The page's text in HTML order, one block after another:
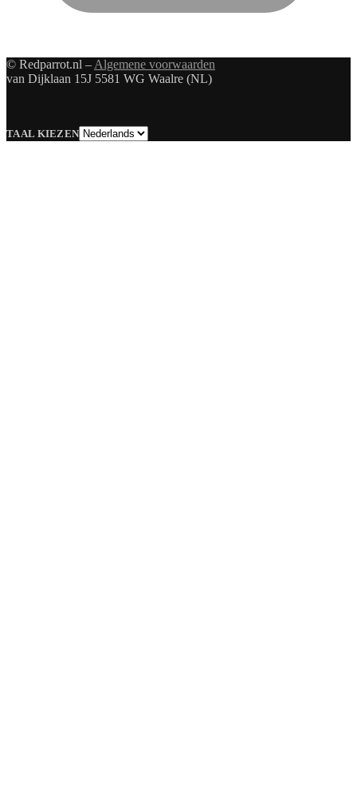
© Redparrot.nl – Algemene voorwaarden
van Dijklaan 15J 5581 WG Waalre (NL)
TAAL KIEZENTaal